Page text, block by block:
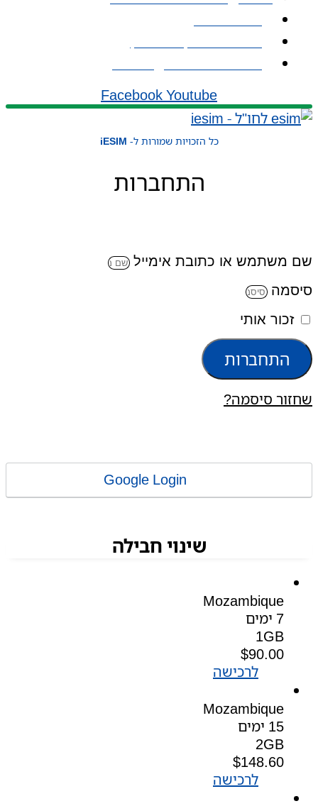
Facebook Youtube
כל הזכויות שמורות ל- iESIM
התחברות
שם משתמש או כתובת אימייל
סיסמה
זכור אותי
התחברות
שחזור סיסמה?
שינוי חבילה
Mozambique
7 ימים
1GB
$90.00
לרכישה
Mozambique
15 ימים
2GB
$148.60
לרכישה